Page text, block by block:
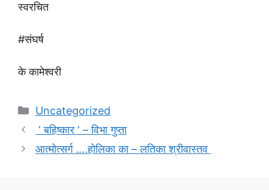
स्वरचित
#संघर्ष
के कामेश्वरी
Categories
Uncategorized
‘ बहिष्कार ‘ – विभा गुप्ता
आत्मोत्सर्ग ….होलिका का – लतिका श्रीवास्तव